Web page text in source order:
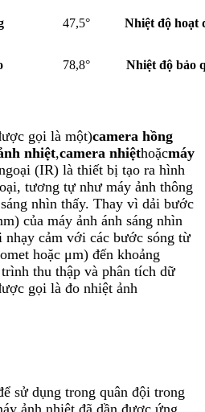
47,5° Nhiệt độ hoạt
78,8° Nhiệt độ bảo
gọi là một)camera hồng
nhiệt,camera nhiệthoặcmáy
(IR) là thiết bị tạo ra hình
tương tự như máy ảnh thông
nhìn thấy. Thay vì dải bước
của máy ảnh ánh sáng nhìn
nhạy cảm với các bước sóng từ
hoặc μm) đến khoảng
thu thập và phân tích dữ
gọi là đo nhiệt ảnh
sử dụng trong quân đội trong
ảnh nhiệt đã dần được ứng